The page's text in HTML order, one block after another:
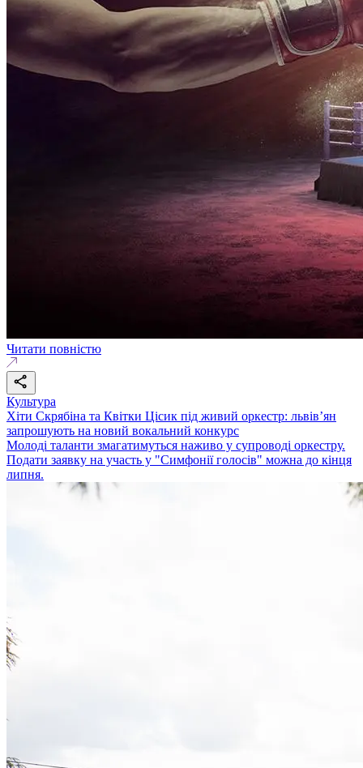
Читати повністю
Культура
Хіти Скрябіна та Квітки Цісик під живий оркестр: львів’ян
запрошують на новий вокальний конкурс
Молоді таланти змагатимуться наживо у супроводі оркестру.
Подати заявку на участь у "Симфонії голосів" можна до кінця
липня.